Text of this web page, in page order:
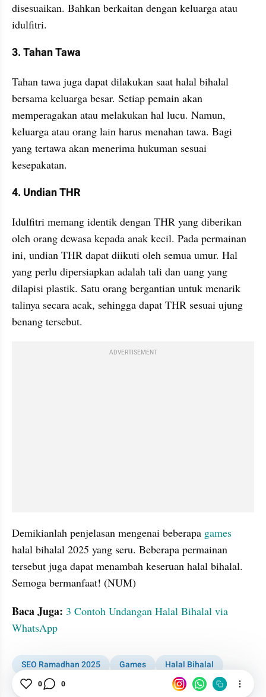
disesuaikan. Bahkan berkaitan dengan keluarga atau
idulfitri.
3. Tahan Tawa
Tahan tawa juga dapat dilakukan saat halal bihalal
bersama keluarga besar. Setiap pemain akan
memperagakan atau melakukan hal lucu. Namun,
keluarga atau orang lain harus menahan tawa. Bagi
yang tertawa akan menerima hukuman sesuai
kesepakatan.
4. Undian THR
Idulfitri memang identik dengan THR yang diberikan
oleh orang dewasa kepada anak kecil. Pada permainan
ini, undian THR dapat diikuti oleh semua umur. Hal
yang perlu dipersiapkan adalah tali dan uang yang
dilapisi plastik. Satu orang bergantian untuk menarik
talinya secara acak, sehingga dapat THR sesuai ujung
benang tersebut.
ADVERTISEMENT
Demikianlah penjelasan mengenai beberapa games
halal bihalal 2025 yang seru. Beberapa permainan
tersebut juga dapat menambah keseruan halal bihalal.
Semoga bermanfaat! (NUM)
Baca Juga: 3 Contoh Undangan Halal Bihalal via
WhatsApp
SEO Ramadhan 2025 Games
Halal Bihalal
Idul Fitri
0 0